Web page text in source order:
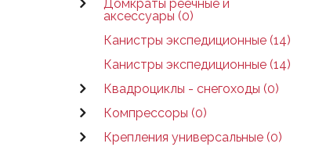
Домкраты реечные и
аксессуары (0)
Канистры экспедиционные (14)
Канистры экспедиционные (14)
Квадроциклы - снегоходы (0)
Компрессоры (0)
Крепления универсальные (0)